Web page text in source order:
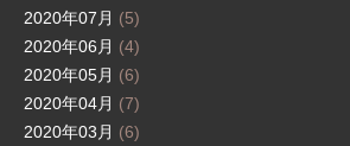
2020年07月 (5)
2020年06月 (4)
2020年05月 (6)
2020年04月 (7)
2020年03月 (6)